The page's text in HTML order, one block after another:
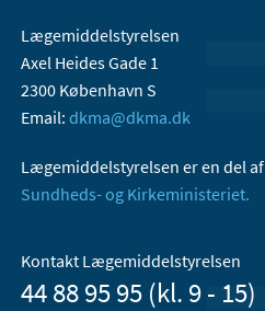
Lægemiddelstyrelsen
Axel Heides Gade 1
2300 København S
Email: dkma@dkma.dk
Lægemiddelstyrelsen er en del af
Sundheds- og Kirkeministeriet.
Kontakt Lægemiddelstyrelsen
44 88 95 95 (kl. 9 - 15)